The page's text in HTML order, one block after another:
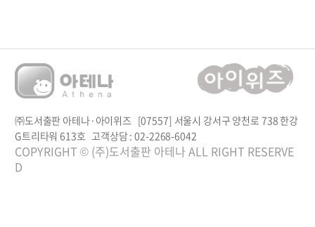
㈜도서출판 아테나·아이위즈 [07557] 서울시 강서구 양천로 738 한강
G트리타워 613호 고객상담 : 02-2268-6042
COPYRIGHT © (주)도서출판 아테나 ALL RIGHT RESERVE
D